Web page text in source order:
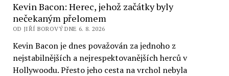
Kevin Bacon: Herec, jehož začátky byly
nečekaným přelomem
OD JIŘÍ BOROVÝ DNE 6. 8. 2026
Kevin Bacon je dnes považován za jednoho z
nejstabilnějších a nejrespektovanějších herců v
Hollywoodu. Přesto jeho cesta na vrchol nebyla